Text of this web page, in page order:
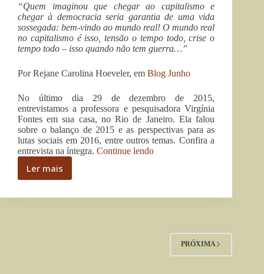
“Quem imaginou que chegar ao capitalismo e
chegar à democracia seria garantia de uma vida
sossegada: bem-vindo ao mundo real! O mundo real
no capitalismo é isso, tensão o tempo todo, crise o
tempo todo – isso quando não tem guerra…”
Por Rejane Carolina Hoeveler, em Blog Junho
No último dia 29 de dezembro de 2015,
entrevistamos a professora e pesquisadora Virgínia
Fontes em sua casa, no Rio de Janeiro. Ela falou
sobre o balanço de 2015 e as perspectivas para as
lutas sociais em 2016, entre outros temas. Confira a
entrevista na íntegra. Continue lendo“2015,
Virgínia
Fontes”
Ler mais
2015,
ano
PRÓXIMA